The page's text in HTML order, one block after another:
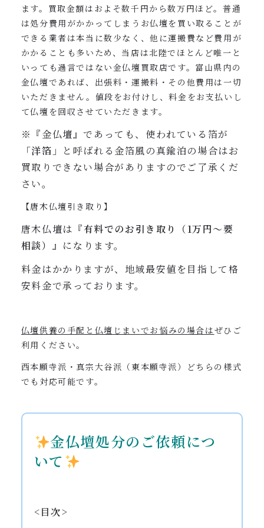
ます。買取金額はおよそ数千円から数万円ほど。普通
は処分費用がかかってしまうお仏壇を買い取ることが
できる業者は本当に数少なく、他に運搬費など費用が
かかることも多いため、当店は北陸でほとんど唯一と
いっても過言ではない金仏壇買取店です。富山県内の
金仏壇であれば、出張料・運搬料・その他費用は一切
いただきません。値段をお付けし、料金をお支払いし
て仏壇を回収させていただきます。
※『金仏壇』であっても、使われている箔が
「洋箔」
と呼ばれる金箔風の真鍮泊の場合はお
買取りできない場合がありますのでご了承くだ
さい。
【唐木仏壇引き取り】
唐木仏壇は『有料でのお引き取り（1万円〜要
相談） 』になります。
料金はかかりますが、地域最安値を目指して格
安料金で承っております。
仏壇供養の手配と仏壇じまいでお悩みの場合はぜひご
利用ください。
西本願寺派・真宗大谷派（東本願寺派）どちらの様式
でも対応可能です。
金仏壇処分のご依頼につ
いて
<目次>